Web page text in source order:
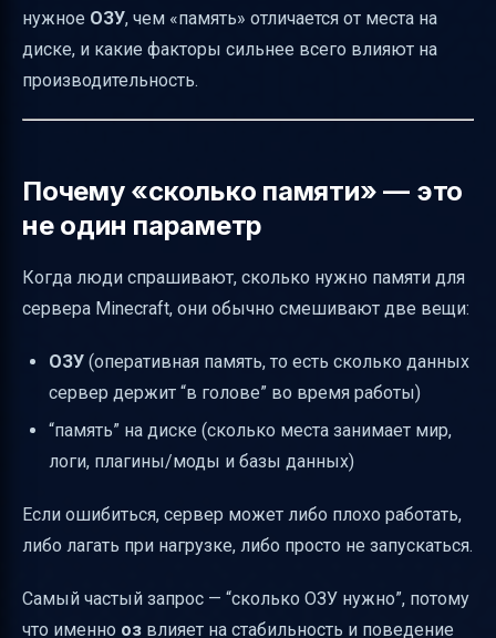
Что кроме версии сильнее всего
увеличивает потребление ОЗУ
Нужна ли дисковая “память”, и сколько её
закладывать
ищем “ОЗУ”
Как подобрать конфигурацию под ваш
Признаки, что ОЗУ выбрана неправильно
для модов
нужное ОЗУ, чем «память» отличается от места на
диске, и какие факторы сильнее всего влияют на
производительность.
Почему «сколько памяти» — это
не один параметр
Когда люди спрашивают, сколько нужно памяти для
сервера Minecraft, они обычно смешивают две вещи:
ОЗУ (оперативная память, то есть сколько данных
сервер держит “в голове” во время работы)
“память” на диске (сколько места занимает мир,
логи, плагины/моды и базы данных)
Если ошибиться, сервер может либо плохо работать,
либо лагать при нагрузке, либо просто не запускаться.
Самый частый запрос — “сколько ОЗУ нужно”, потому
что именно оз влияет на стабильность и поведение